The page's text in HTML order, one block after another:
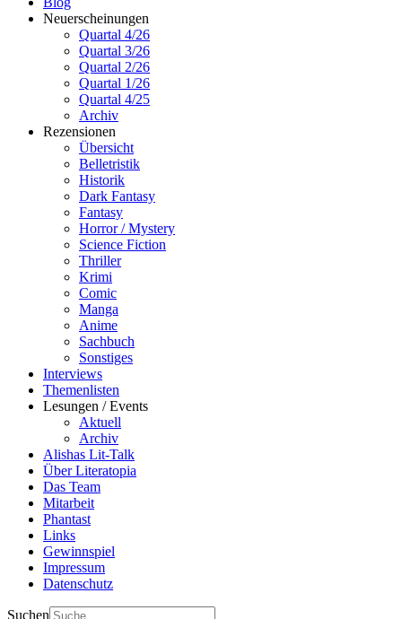
Neuerscheinungen
Quartal 4/26
Quartal 3/26
Quartal 2/26
Quartal 1/26
Quartal 4/25
Archiv
Rezensionen
Übersicht
Belletristik
Historik
Dark Fantasy
Fantasy
Horror / Mystery
Science Fiction
Thriller
Krimi
Comic
Manga
Anime
Sachbuch
Sonstiges
Interviews
Themenlisten
Lesungen / Events
Aktuell
Archiv
Alishas Lit-Talk
Über Literatopia
Das Team
Mitarbeit
Phantast
Links
Gewinnspiel
Impressum
Datenschutz
Suchen